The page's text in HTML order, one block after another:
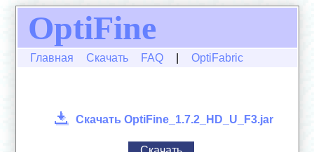
OptiFine
Главная Скачать FAQ OptiFabric
Скачать OptiFine_1.7.2_HD_U_F3.jar